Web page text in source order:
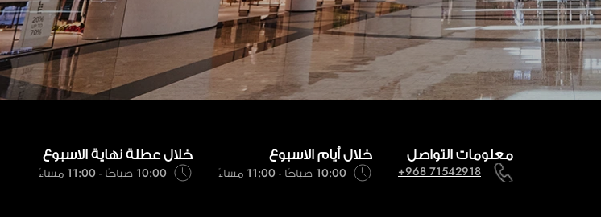
معلومات التواصل
+968 71542918
خلال أيام الاسبوع
10:00 صباحًا - 11:00 مساءً
خلال عطلة نهاية الاسبوع
10:00 صباحًا - 11:00 مساءً